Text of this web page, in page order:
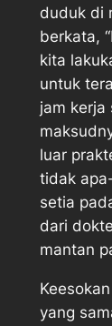
duduk di
berkata,
kita
untuk
jam kerja
luar
tidak
setia
dari
mantan
yang